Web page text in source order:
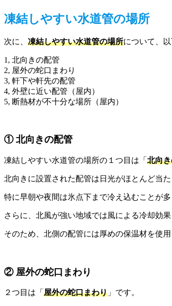
凍結しやすい水道管の場所
次に、 凍結しやすい水道管の場所について、
1, 北向きの配管
2, 屋外の蛇口まわり
3, 軒下や軒先の配管
4, 外壁に近い配管（屋内）
5, 断熱材が不十分な場所（屋内）
① 北向きの配管
凍結しやすい水道管の場所の１つ目は「 北向
北向きに設置された配管は日光がほとんど当た
特に早朝や夜間は氷点下まで冷え込むことが
さらに、北風が強い地域では風による冷却効
そのため、北側の配管には厚めの保温材を使用
② 屋外の蛇口まわり
２つ目は「 屋外の蛇口まわり 」です。